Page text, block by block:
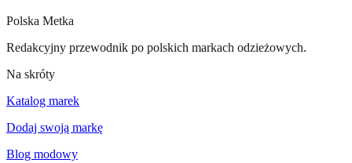
Polska Metka
Redakcyjny przewodnik po polskich markach odzieżowych.
Na skróty
Katalog marek
Dodaj swoją markę
Blog modowy